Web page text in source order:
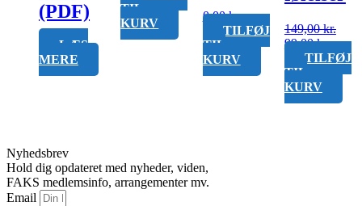
(PDF)
LÆS
MERE
TIL
KURV
0,00kr.
TILFØJ
TIL
KURV
149,00kr.
Den
oprindelige
pris
var:
149,00 kr..
99,00kr.Den
pris
99,00
TILFØJ
TIL
KURV
Nyhedsbrev
Hold dig opdateret med nyheder, viden,
FAKS medlemsinfo, arrangementer mv.
Email